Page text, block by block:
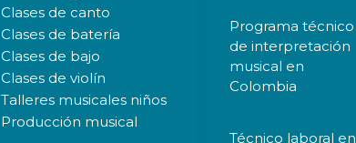
Clases de canto
Clases de batería
Clases de bajo
Clases de violín
Talleres musicales niños
Producción musical
Programa técnico
de interpretación
musical en
Colombia
Técnico laboral en